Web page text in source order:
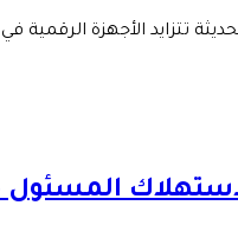
الحديثة تتزايد الأجهزة